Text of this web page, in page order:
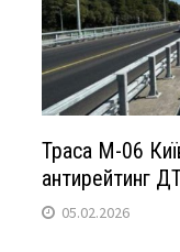
Траса М-06
антирейтинг
05.02.2026